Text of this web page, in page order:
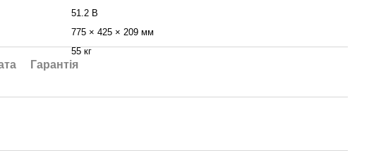
51.2 В
775 × 425 × 209 мм
55 кг
Гарантія